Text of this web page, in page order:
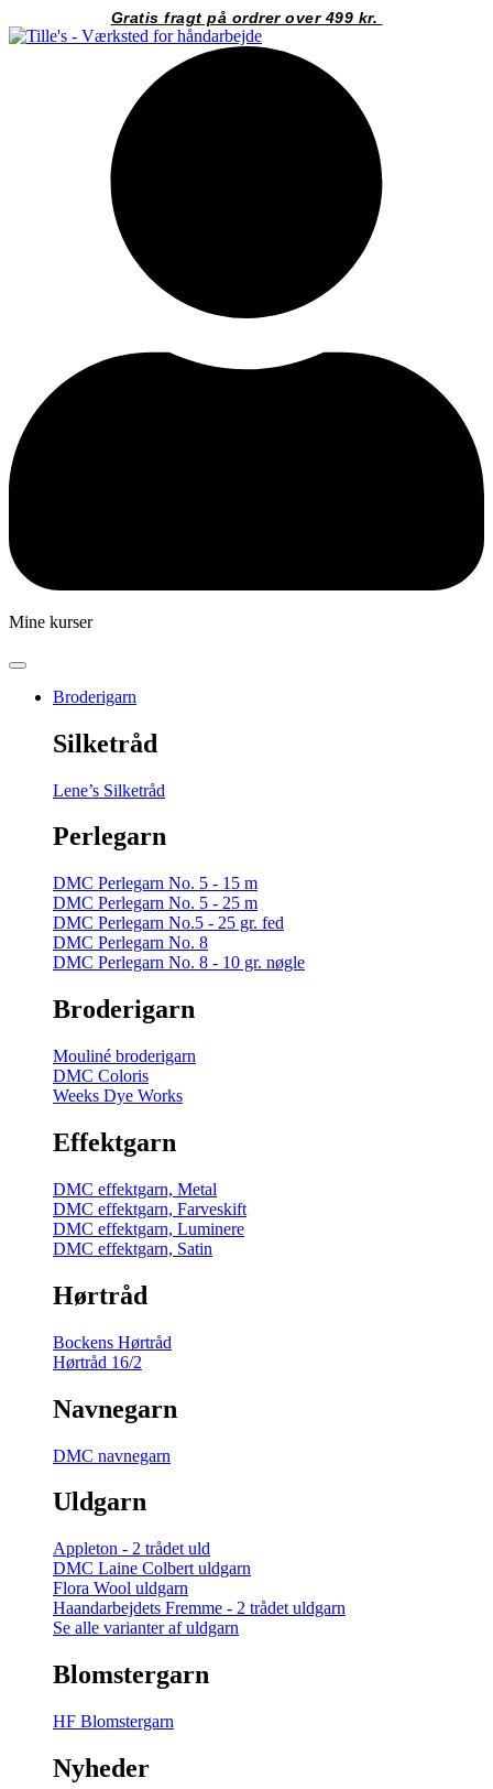
til
Gratis fragt på ordrer over 499 kr.
Mine kurser
Broderigarn
Silketråd
Lene’s Silketråd
Perlegarn
DMC Perlegarn No. 5 - 15 m
DMC Perlegarn No. 5 - 25 m
DMC Perlegarn No.5 - 25 gr. fed
DMC Perlegarn No. 8
DMC Perlegarn No. 8 - 10 gr. nøgle
Broderigarn
Mouliné broderigarn
DMC Coloris
Weeks Dye Works
Effektgarn
DMC effektgarn, Metal
DMC effektgarn, Farveskift
DMC effektgarn, Luminere
DMC effektgarn, Satin
Hørtråd
Bockens Hørtråd
Hørtråd 16/2
Navnegarn
DMC navnegarn
Uldgarn
Appleton - 2 trådet uld
DMC Laine Colbert uldgarn
Flora Wool uldgarn
Haandarbejdets Fremme - 2 trådet uldgarn
Se alle varianter af uldgarn
Blomstergarn
HF Blomstergarn
Nyheder